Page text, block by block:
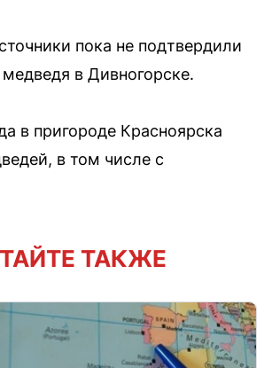
пока не подтвердили
в Дивногорске.
в пригороде Красноярска
в том числе с
ТАКЖЕ